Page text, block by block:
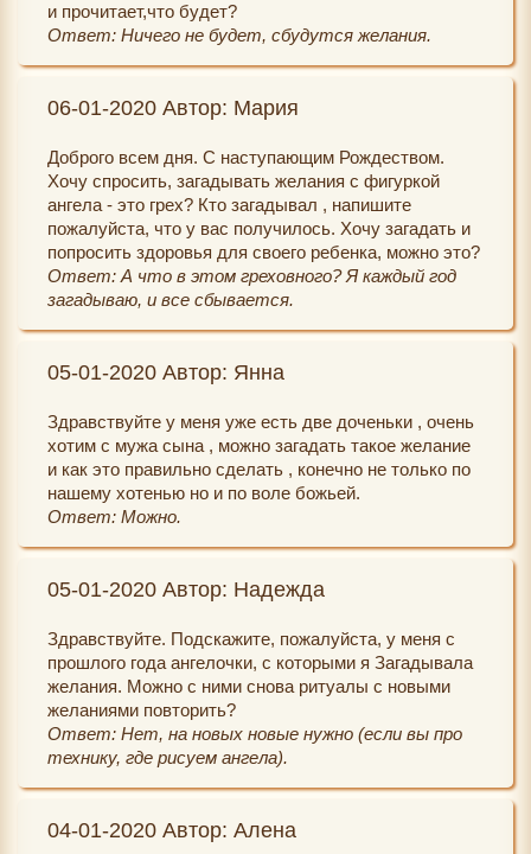
и прочитает,что будет?
Ответ: Ничего не будет, сбудутся желания.
06-01-2020 Автор: Мария
Доброго всем дня. С наступающим Рождеством.
Хочу спросить, загадывать желания с фигуркой
ангела - это грех? Кто загадывал , напишите
пожалуйста, что у вас получилось. Хочу загадать и
попросить здоровья для своего ребенка, можно это?
Ответ: А что в этом греховного? Я каждый год
загадываю, и все сбывается.
05-01-2020 Автор: Янна
Здравствуйте у меня уже есть две доченьки , очень
хотим с мужа сына , можно загадать такое желание
и как это правильно сделать , конечно не только по
нашему хотенью но и по воле божьей.
Ответ: Можно.
05-01-2020 Автор: Надежда
Здравствуйте. Подскажите, пожалуйста, у меня с
прошлого года ангелочки, с которыми я Загадывала
желания. Можно с ними снова ритуалы с новыми
желаниями повторить?
Ответ: Нет, на новых новые нужно (если вы про
технику, где рисуем ангела).
04-01-2020 Автор: Алена